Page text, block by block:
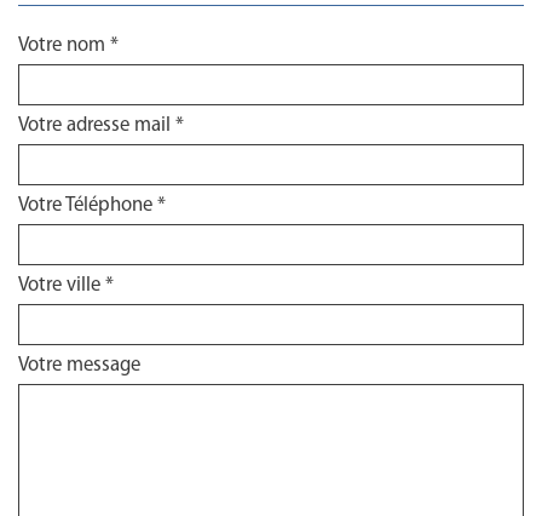
Votre nom *
Votre adresse mail *
Votre Téléphone *
Votre ville *
Votre message